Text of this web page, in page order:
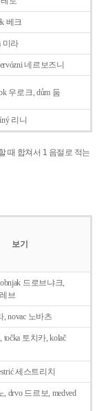
베크
미라
네르보즈니
우로크, dům 둠
리니
때 합쳐서 1 음절로 적는
보기
드로브냐크,
브
, novac 노바츠
točka 토치카, kolač
세스트리치
, drvo 드르보, medved